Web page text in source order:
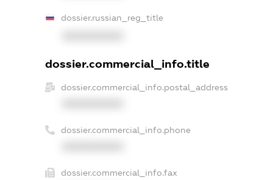
dossier.russian_reg_title
dossier.commercial_info.title
dossier.commercial_info.postal_address
dossier.commercial_info.phone
dossier.commercial_info.fax